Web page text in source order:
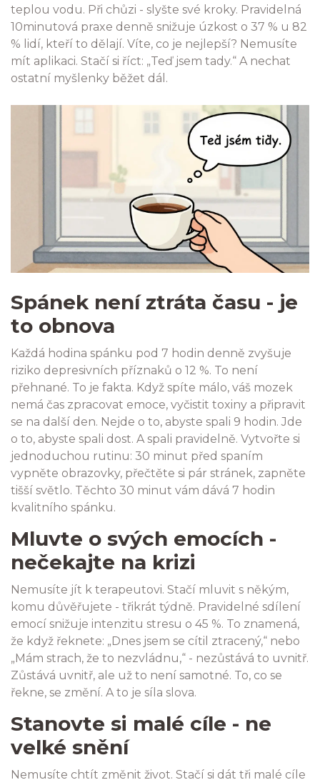
teplou vodu. Při chůzi - slyšte své kroky. Pravidelná
10minutová praxe denně snižuje úzkost o 37 % u 82
% lidí, kteří to dělají. Víte, co je nejlepší? Nemusíte
mít aplikaci. Stačí si říct: „Teď jsem tady.“ A nechat
ostatní myšlenky běžet dál.
Spánek není ztráta času - je
to obnova
Každá hodina spánku pod 7 hodin denně zvyšuje
riziko depresivních příznaků o 12 %. To není
přehnané. To je fakta. Když spíte málo, váš mozek
nemá čas zpracovat emoce, vyčistit toxiny a připravit
se na další den. Nejde o to, abyste spali 9 hodin. Jde
o to, abyste spali dost. A spali pravidelně. Vytvořte si
jednoduchou rutinu: 30 minut před spaním
vypněte obrazovky, přečtěte si pár stránek, zapněte
tišší světlo. Těchto 30 minut vám dává 7 hodin
kvalitního spánku.
Mluvte o svých emocích -
nečekajte na krizi
Nemusíte jít k terapeutovi. Stačí mluvit s někým,
komu důvěřujete - třikrát týdně. Pravidelné sdílení
emocí snižuje intenzitu stresu o 45 %. To znamená,
že když řeknete: „Dnes jsem se cítil ztracený,“ nebo
„Mám strach, že to nezvládnu,“ - nezůstává to uvnitř.
Zůstává uvnitř, ale už to není samotné. To, co se
řekne, se změní. A to je síla slova.
Stanovte si malé cíle - ne
velké snění
Nemusíte chtít změnit život. Stačí si dát tři malé cíle